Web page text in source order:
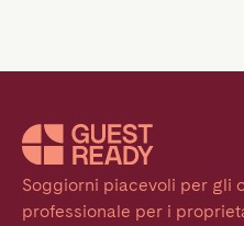
Soggiorni piacevoli per gli
professionale per i